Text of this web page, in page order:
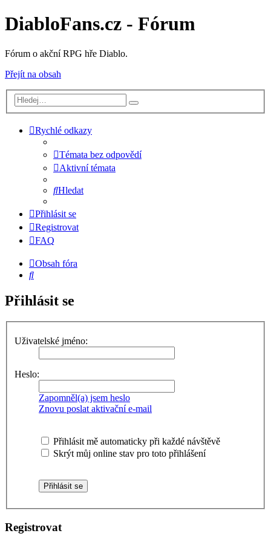
DiabloFans.cz - Fórum
Fórum o akční RPG hře Diablo.
Přejít na obsah
Rychlé odkazy
Témata bez odpovědí
Aktivní témata
Hledat
Přihlásit se
Registrovat
FAQ
Obsah fóra
Hledat
Přihlásit se
Uživatelské jméno:
Heslo:
Zapomněl(a) jsem heslo
Znovu poslat aktivační e-mail
Přihlásit mě automaticky při každé návštěvě
Skrýt můj online stav pro toto přihlášení
Registrovat